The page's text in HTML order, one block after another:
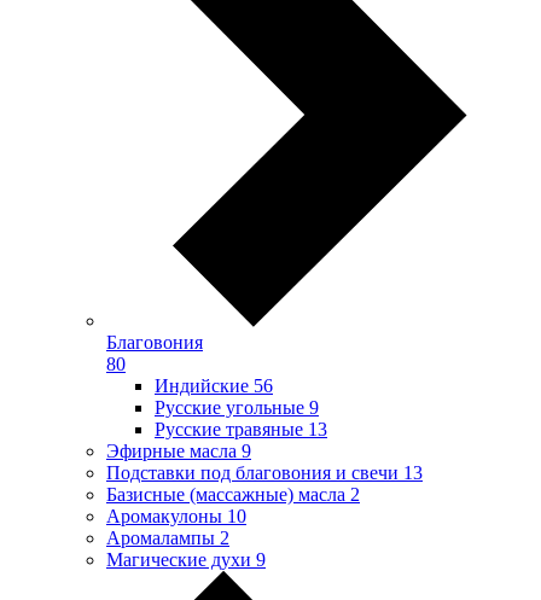
Благовония
80
Индийские 56
Русские угольные 9
Русские травяные 13
Эфирные масла 9
Подставки под благовония и свечи 13
Базисные (массажные) масла 2
Аромакулоны 10
Аромалампы 2
Магические духи 9